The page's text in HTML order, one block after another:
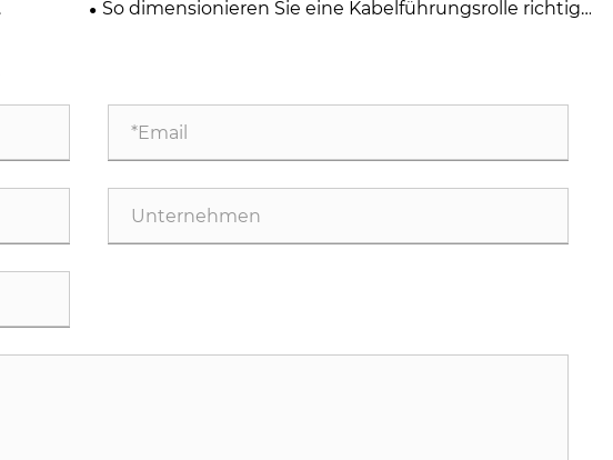
So dimensionieren Sie eine Kabelführungsrolle richtig